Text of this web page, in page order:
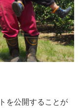
を公開することが